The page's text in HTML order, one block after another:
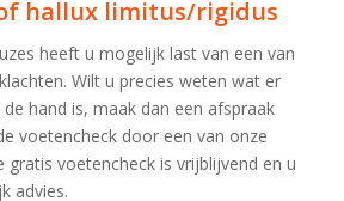
hallux limitus/rigidus
heeft u mogelijk last van een van
Wilt u precies weten wat er
hand is, maak dan een afspraak
voetencheck door een van onze
gratis voetencheck is vrijblijvend en u
advies.